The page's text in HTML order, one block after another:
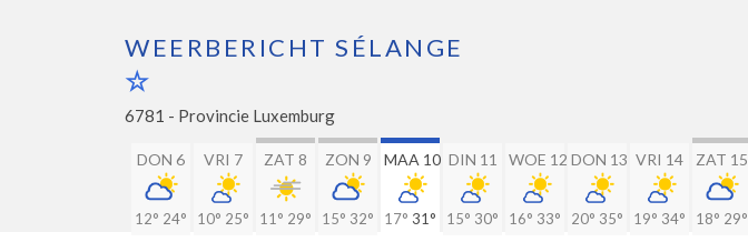
WEERBERICHT SÉLANGE
6781 - Provincie Luxemburg
DON 6
12° 24°
VRI 7
10° 25°
ZAT 8
11° 29°
ZON 9
15° 32°
MAA 10
17° 31°
DIN 11
15° 30°
WOE 12
16° 33°
DON 13
20° 35°
VRI 14
19° 34°
ZAT 15
18° 29°